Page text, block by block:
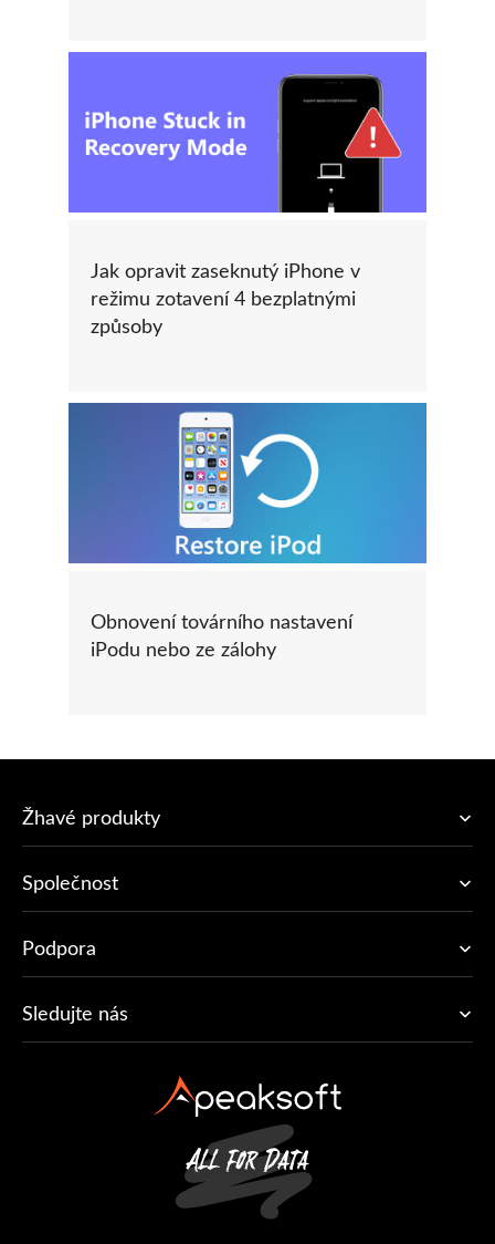
Jak opravit zaseknutý iPhone v
režimu zotavení 4 bezplatnými
způsoby
Obnovení továrního nastavení
iPodu nebo ze zálohy
Žhavé produkty
Společnost
Podpora
Sledujte nás